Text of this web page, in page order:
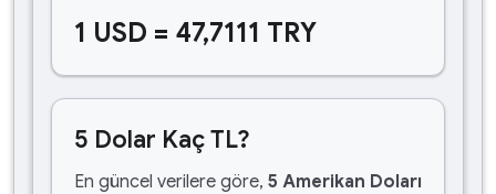
1 USD = 47,7111 TRY
5 Dolar Kaç TL?
En güncel verilere göre, 5 Amerikan Doları